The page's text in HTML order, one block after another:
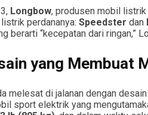
Longbow, produsen mobil listrik
perdananya: Speedster dan
berarti “kecepatan dari ringan,”
yang Membuat
melesat di jalanan dengan
sport elektrik yang